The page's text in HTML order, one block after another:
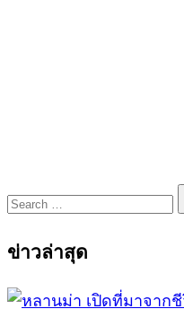
Search
ข่าวล่าสุด